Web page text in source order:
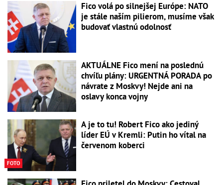
Fico volá po silnejšej Európe: NATO
je stále naším pilierom, musíme však
budovať vlastnú odolnosť
AKTUÁLNE Fico mení na poslednú
chvíľu plány: URGENTNÁ PORADA po
návrate z Moskvy! Nejde ani na
oslavy konca vojny
FOTO
A je to tu! Robert Fico ako jediný
líder EÚ v Kremli: Putin ho vítal na
červenom koberci